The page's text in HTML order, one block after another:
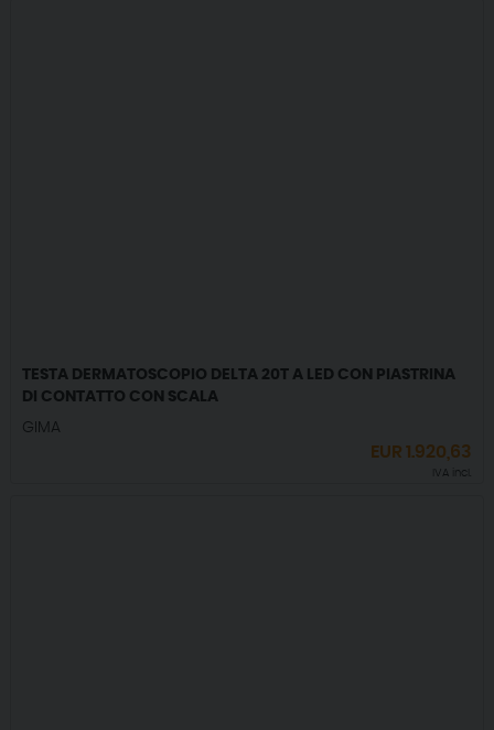
TESTA DERMATOSCOPIO DELTA 20T A LED CON PIASTRINA
DI CONTATTO CON SCALA
GIMA
EUR1.920,63
IVA incl.